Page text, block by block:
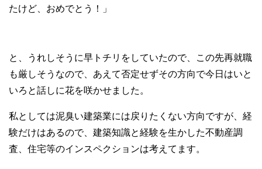
たけど、おめでとう！」
と、うれしそうに早トチリをしていたので、この先再就職
も厳しそうなので、あえて否定せずその方向で今日はいと
いろと話しに花を咲かせました。
私としては泥臭い建築業には戻りたくない方向ですが、経
験だけはあるので、建築知識と経験を生かした不動産調
査、住宅等のインスペクションは考えてます。